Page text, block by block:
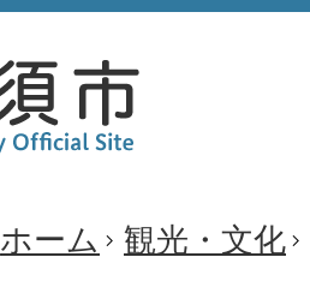
ホーム 観光・文化